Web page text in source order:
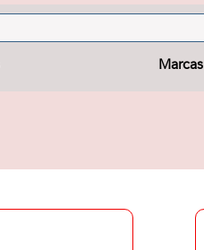
Marcas